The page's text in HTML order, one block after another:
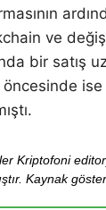
ve
bir satış
öncesinde
Kriptofoni
Kaynak